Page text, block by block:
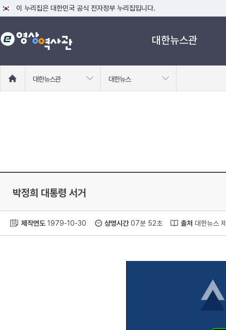
이 누리집은 대한민국 공식 전자정부 누리집입니다.
공식 누리집 주소 확인하기
go.kr 주소를 사용하는 누리집은 대한민국 정부기관이 관리하는 누리집입니
대한뉴스관
로
대한뉴스관 대한뉴스
박정희 대통령 서거
제작연도 1979-10-30 상영시간07분 52초 출처 대한뉴스